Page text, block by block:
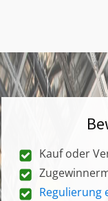
Kauf oder
Regulierung